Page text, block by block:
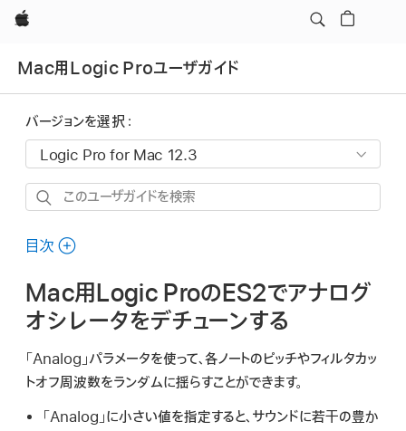
Apple
Mac用Logic Proユーザガイド
バージョンを選択：
こ
ユ
ザ
ガ
ド
を
目次
Mac用Logic ProのES2でアナログ
オシレータをデチューンする
「Analog」パラメータを使って、各ノートのピッチやフィルタカッ
トオフ周波数をランダムに揺らすことができます。
「Analog」に小さい値を指定すると、サウンドに若干の豊か